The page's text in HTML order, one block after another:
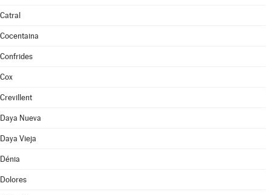
Catral
Cocentaina
Confrides
Cox
Crevillent
Daya Nueva
Daya Vieja
Dénia
Dolores